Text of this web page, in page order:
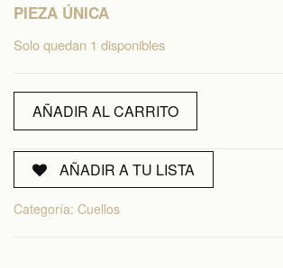
PIEZA ÚNICA
Solo quedan 1 disponibles
Cuello
Adamascado
cantidad
AÑADIR AL CARRITO
AÑADIR A TU LISTA
Categoría: Cuellos